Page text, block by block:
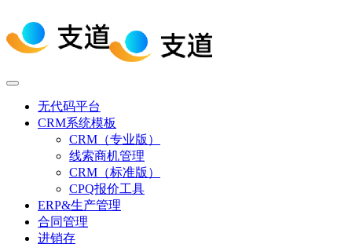
无代码平台
CRM系统模板
CRM（专业版）
线索商机管理
CRM（标准版）
CPQ报价工具
ERP&生产管理
合同管理
进销存